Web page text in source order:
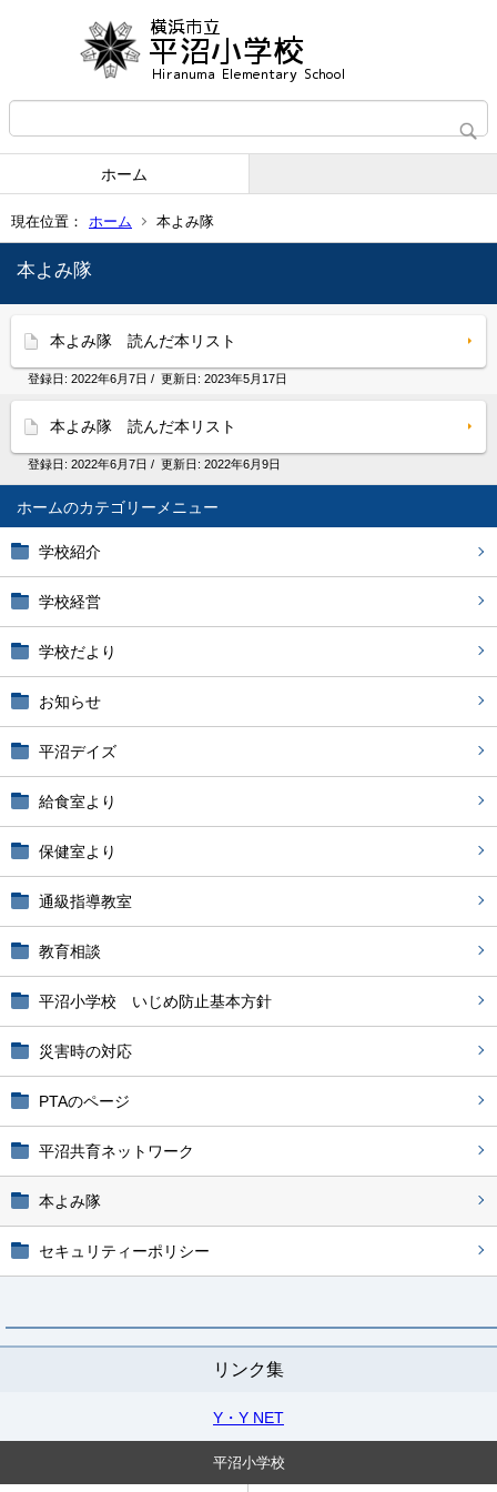
ホーム
現在位置： ホーム 本よみ隊
ホーム
学校紹介
学校経営
学校だより
お知らせ
平沼デイズ
給食室より
保健室より
通級指導教室
教育相談
平沼小学校 いじめ防止基本方針
災害時の対応
PTAのページ
平沼共育ネットワーク
本よみ隊
セキュリティーポリシー
リンク集
Y・Y NET
本よみ隊
本よみ隊 読んだ本リスト
登録日: 2022年6月7日 / 更新日: 2023年5月17日
本よみ隊 読んだ本リスト
登録日: 2022年6月7日 / 更新日: 2022年6月9日
平沼小学校